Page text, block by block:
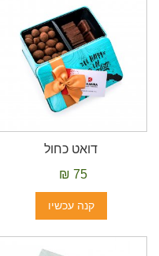
דואט כחול
75 ₪
קנה עכשיו